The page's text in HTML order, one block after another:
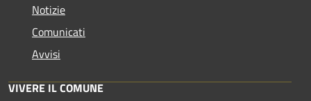
Notizie
Comunicati
Avvisi
VIVERE IL COMUNE